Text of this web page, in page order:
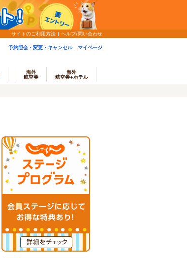
サイトのご利用方法 ヘルプ/問い合わせ
予約照会・変更・キャンセル マイページ
海外
航空券
海外
航空券+ホテル